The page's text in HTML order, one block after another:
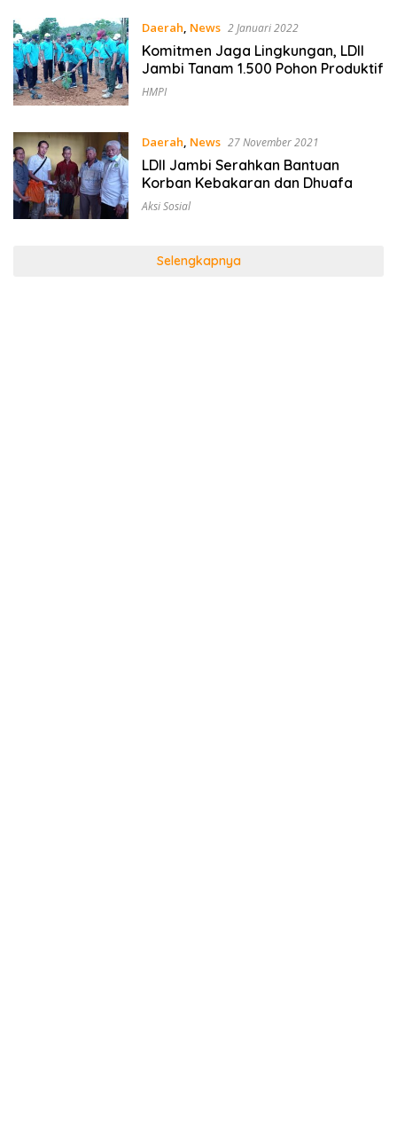
Daerah, News 2 Januari 2022
Komitmen Jaga Lingkungan, LDII
Jambi Tanam 1.500 Pohon Produktif
HMPI
Daerah, News 27 November 2021
LDII Jambi Serahkan Bantuan
Korban Kebakaran dan Dhuafa
Aksi Sosial
Selengkapnya